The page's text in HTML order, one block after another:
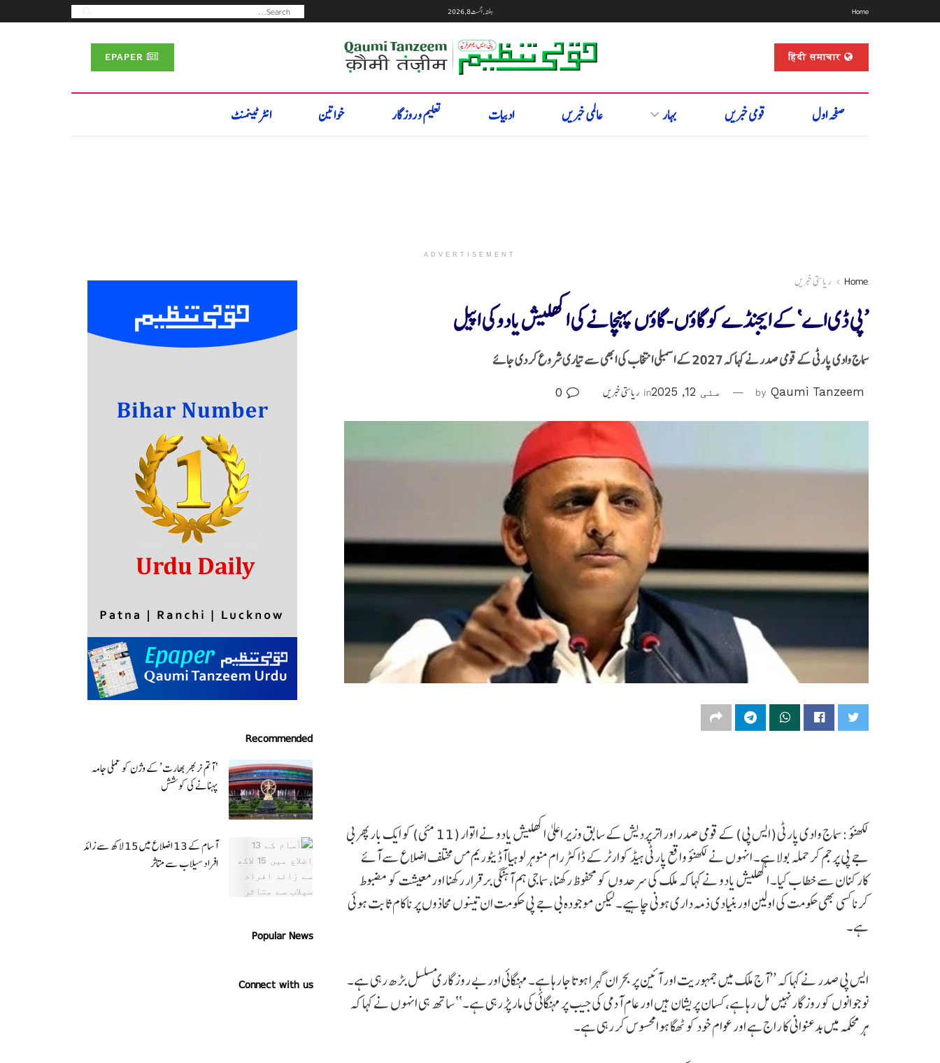
Home ہفتہ, اگست 8, 2026
हिंदी समाचार
صفحہ اول قومی خبریں بہار عالمی خبریں ادبیات تعلیم و روزگار خواتین انٹرٹینمنٹ
ADVERTISEMENT
Home ریاستی خبریں
’پی ڈی اے‘ کے ایجنڈے کو گاؤں-گاؤں پہنچانے کی اکھلیش یادوکی اپیل
سماج وادی پارٹی کے قومی صدر نے کہا کہ 2027 کے اسمبلی انتخاب کی ابھی سے تیاری شروع کر دی جائے
by Qaumi Tanzeem مئی 12, 2025 in ریاستی خبریں
لکھنؤ :سماج وادی پارٹی (ایس پی) کے قومی صدر اور اترپردیش کے سابق وزیر اعلیٰ اکھلیش یادو نے اتوار (11 مئی) کو ایک بار پھر بی
جے پی پر جم کر حملہ بولا ہے۔ انہوں نے لکھنؤ واقع پارٹی ہیڈ کوارٹر کے ڈاکٹر رام منوہر لوہیا آڈیٹوریم مں مختلف اضلاع سے آئے
کارکنان سے خطاب کیا۔ اکھلیش یادو نے کہا کہ ملک کی سرحدوں کو محفوظ رکھنا، سماجی ہم آہنگی برقرار رکھنا اور معیشت کو مضبوط
کرنا کسی بھی حکومت کی اولین اور بنیادی ذمہ داری ہونی چاہیے۔ لیکن موجودہ بی جے پی حکومت ان تینوں محاذوں پر ناکام ثابت ہوئی
ہے۔
ایس پی صدر نے کہا کہ ’’آج ملک میں جمہوریت اور آئین پر بحران گہرا ہوتا جا رہا ہے۔ مہنگائی اور بے روزگاری مسلسل بڑھ رہی ہے۔
نوجوانوں کو روزگار نہیں مل رہا ہے، کسان پریشان ہیں اور عام آدمی کی جیب پر مہنگائی کی مار پڑ رہی ہے۔‘‘ ساتھ ہی انہوں نے کہا کہ
ہر محکمہ میں بدعنوانی کا راج ہے اور عوام خود کو ٹھگا ہوا محسوس کر رہی ہے۔
Recommended
‘ آتم نربھر بھارت’ کے وژن کو عملی جامہ
پہنانے کی کوشش
آسام کے 13 اضلاع میں 15 لاکھ سے زائد
افراد سیلاب سے متاثر
Popular News
Connect with us